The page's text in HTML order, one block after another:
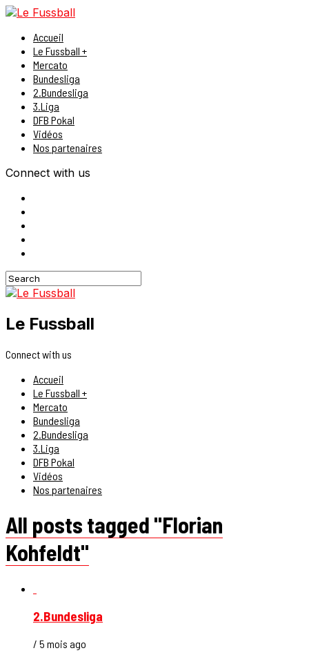
Accueil
Le Fussball +
Mercato
Bundesliga
2.Bundesliga
3.Liga
DFB Pokal
Vidéos
Nos partenaires
Connect with us
Le Fussball
Connect with us
Accueil
Le Fussball +
Mercato
Bundesliga
2.Bundesliga
3.Liga
DFB Pokal
Vidéos
Nos partenaires
All posts tagged "Florian
Kohfeldt"
2.Bundesliga
/ 5 mois ago